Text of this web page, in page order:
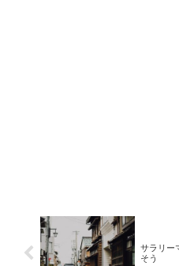
サラリー
そう